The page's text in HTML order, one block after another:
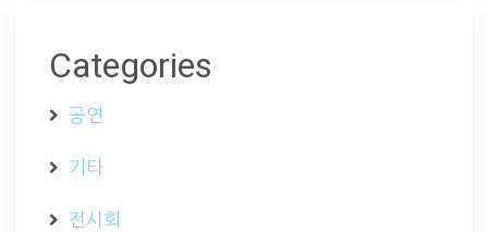
Categories
공연
기타
전시회